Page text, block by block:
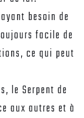
besoin de
facile de
ce qui peut
le Serpent de
aux autres et à